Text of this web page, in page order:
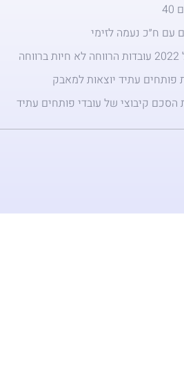
עם ח״כ נעמה לזימי
פותחים עתיד יוצאות למאבק
הסכם קיבוצי של עובדי פותחים עתיד